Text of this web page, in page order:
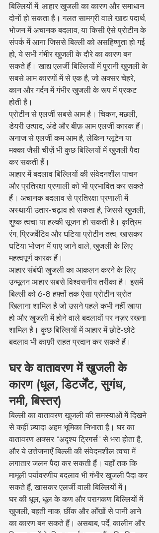
बिल्लियों में, आहार खुजली का कारण और समाधान
दोनों हो सकता है। गलत सामग्री वाले खाद्य पदार्थ,
भोजन में अचानक बदलाव, या किसी ऐसे प्रोटीन के
संपर्क में आना जिससे बिल्ली को असहिष्णुता हो गई
हो, ये सभी गंभीर खुजली के दौरे का कारण बन
सकते हैं। खाद्य एलर्जी बिल्लियों में पुरानी खुजली के
सबसे आम कारणों में से एक है, जो अक्सर चेहरे,
कान और गर्दन में गंभीर खुजली के रूप में प्रकट
होती है।
प्रोटीन से एलर्जी सबसे आम है। चिकन, मछली,
डेयरी उत्पाद, अंडे और बीफ़ आम एलर्जी कारक हैं।
अनाज से एलर्जी कम आम है, लेकिन ग्लूटेन या
मक्का जैसी चीज़ें भी कुछ बिल्लियों में खुजली पैदा
कर सकती हैं।
आहार में बदलाव बिल्लियों की संवेदनशील पाचन
और प्रतिरक्षा प्रणाली को भी प्रभावित कर सकते
हैं। अचानक बदलाव से प्रतिरक्षा प्रणाली में
अस्थायी उतार-चढ़ाव हो सकता है, जिससे खुजली,
शुष्क त्वचा या हल्की सूजन हो सकती है। कृत्रिम
रंग, प्रिजर्वेटिव और घटिया प्रोटीन तत्व, खासकर
घटिया भोजन में पाए जाने वाले, खुजली के लिए
महत्वपूर्ण कारक हैं।
आहार संबंधी खुजली का आकलन करने के लिए
उन्मूलन आहार सबसे विश्वसनीय तरीका है। इसमें
बिल्ली को 6-8 हफ़्तों तक ऐसा प्रोटीन स्रोत
खिलाना शामिल है जो उसने पहले कभी नहीं खाया
हो और खुजली में होने वाले बदलावों पर नज़र रखना
शामिल है। कुछ बिल्लियों में आहार में छोटे-छोटे
बदलाव भी काफ़ी राहत प्रदान कर सकते हैं।
घर के वातावरण में खुजली के
कारण (धूल, डिटर्जेंट, सुगंध,
नमी, बिस्तर)
बिल्ली का वातावरण खुजली की समस्याओं में दिखने
से कहीं ज़्यादा अहम भूमिका निभाता है। घर का
वातावरण अक्सर "अदृश्य ट्रिगर्स" से भरा होता है,
और ये उत्तेजनाएँ बिल्ली की संवेदनशील त्वचा में
लगातार जलन पैदा कर सकती हैं। यहाँ तक कि
मामूली पर्यावरणीय बदलाव भी गंभीर खुजली पैदा कर
सकते हैं, खासकर एलर्जी वाली बिल्लियों में।
घर की धूल, धूल के कण और परागकण बिल्लियों में
खुजली, बहती नाक, छींक और आँखों से पानी आने
का कारण बन सकते हैं। असबाब, पर्दे, कालीन और